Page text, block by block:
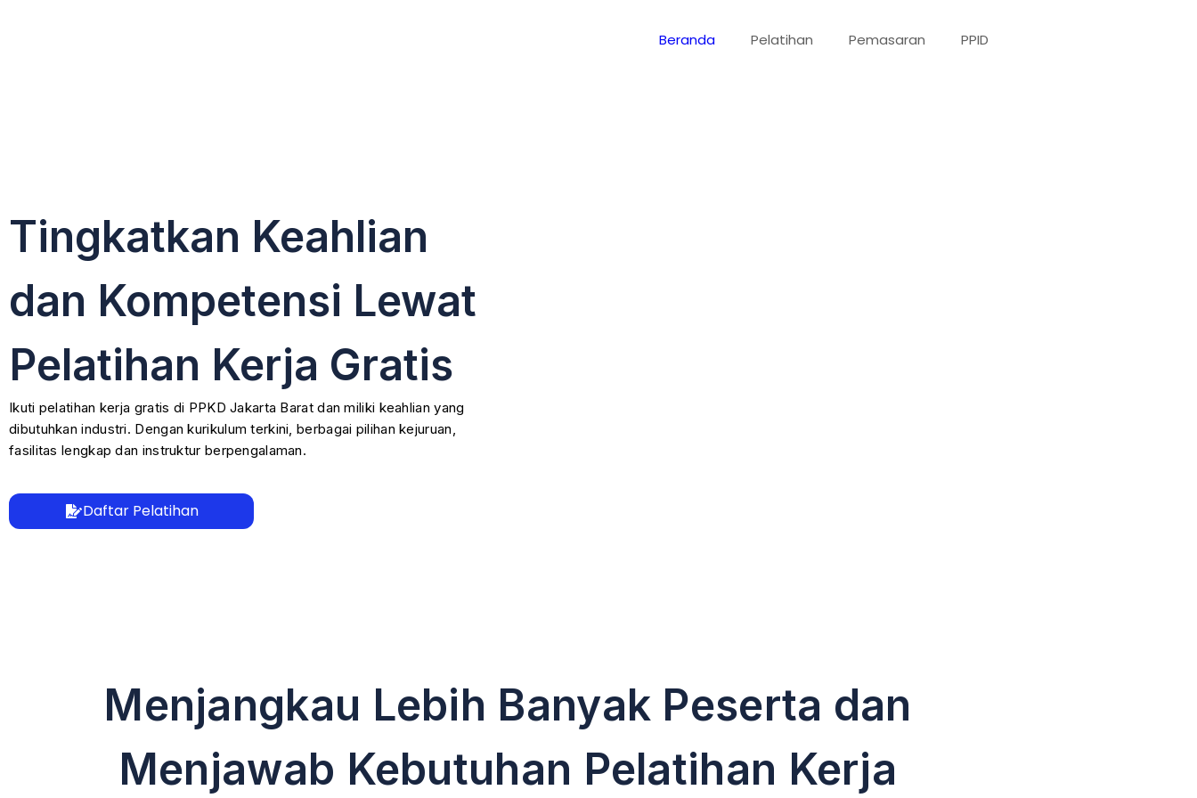
Beranda Pelatihan Pemasaran PPID
Tingkatkan Keahlian
dan Kompetensi Lewat
Pelatihan Kerja Gratis
Ikuti pelatihan kerja gratis di PPKD Jakarta Barat dan miliki keahlian yang
dibutuhkan industri. Dengan kurikulum terkini, berbagai pilihan kejuruan,
fasilitas lengkap dan instruktur berpengalaman.
Daftar Pelatihan
Menjangkau Lebih Banyak Peserta dan
Menjawab Kebutuhan Pelatihan Kerja